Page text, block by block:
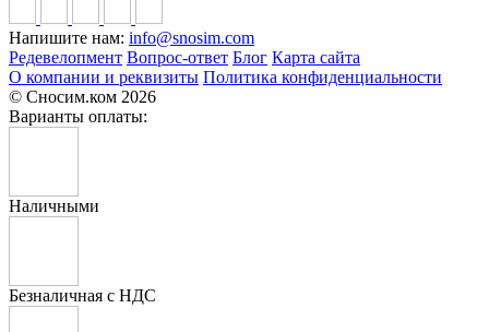
Напишите нам: info@snosim.com
Редевелопмент Вопрос-ответ Блог Карта сайта
О компании и реквизиты Политика конфиденциальности
© Сносим.ком 2026
Варианты оплаты:
Наличными
Безналичная с НДС